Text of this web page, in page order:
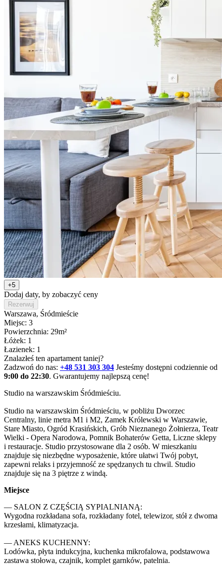
+5
Dodaj daty, by zobaczyć ceny
Rezerwuj
Warszawa, Śródmieście
Miejsc: 3
Powierzchnia: 29m²
Łóżek: 1
Łazienek: 1
Znalazłeś ten apartament taniej?
Zadzwoń do nas: +48 531 303 304 Jesteśmy dostępni codziennie od
9:00 do 22:30. Gwarantujemy najlepszą cenę!
Studio na warszawskim Śródmieściu.
Studio na warszawskim Śródmieściu, w pobliżu Dworzec
Centralny, linie metra M1 i M2, Zamek Królewski w Warszawie,
Stare Miasto, Ogród Krasińskich, Grób Nieznanego Żołnierza, Teatr
Wielki - Opera Narodowa, Pomnik Bohaterów Getta, Liczne sklepy
i restauracje. Studio przystosowane dla 2 osób. W mieszkaniu
znajduje się niezbędne wyposażenie, które ułatwi Twój pobyt,
zapewni relaks i przyjemność ze spędzanych tu chwil. Studio
znajduje się na 3 piętrze z windą.
Miejsce
— SALON Z CZĘŚCIĄ SYPIALNIANĄ:
Wygodna rozkładana sofa, rozkładany fotel, telewizor, stół z dwoma
krzesłami, klimatyzacja.
— ANEKS KUCHENNY:
Lodówka, płyta indukcyjna, kuchenka mikrofalowa, podstawowa
zastawa stołowa, czajnik, komplet garnków, patelnia.